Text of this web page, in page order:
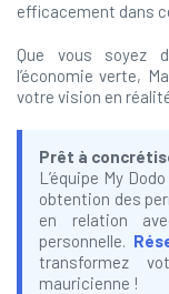
efficacement dans
Que vous soyez
l’économie verte,
votre vision en
Prêt à
L’équipe My
obtention des
en relation
personnelle.
transformez
mauricienne !